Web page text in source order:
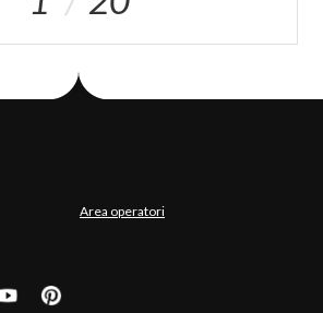
Area operatori